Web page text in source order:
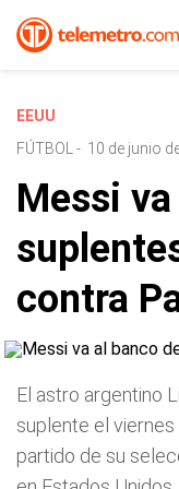
EEUU
FÚTBOL
- 10 de junio
Messi
contra
El astro argentino
suplente el
partido de su